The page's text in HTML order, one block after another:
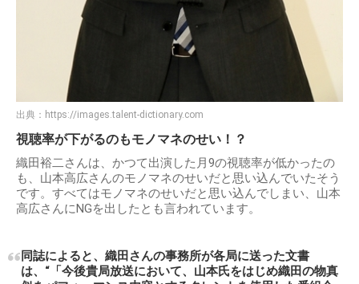
出典： https://images.talent-dictionary.com
視聴率が下がるのもモノマネのせい！？
織田裕二さんは、かつて出演した月9の視聴率が低かったの
も、山本高広さんのモノマネのせいだと思い込んでいたそう
です。すべてはモノマネのせいだと思い込んでしまい、山本
高広さんにNGを出したとも言われています。
同誌によると、織田さんの事務所が各局に送った文書
は、“「今後貴局放送において、山本氏をはじめ織田の物真